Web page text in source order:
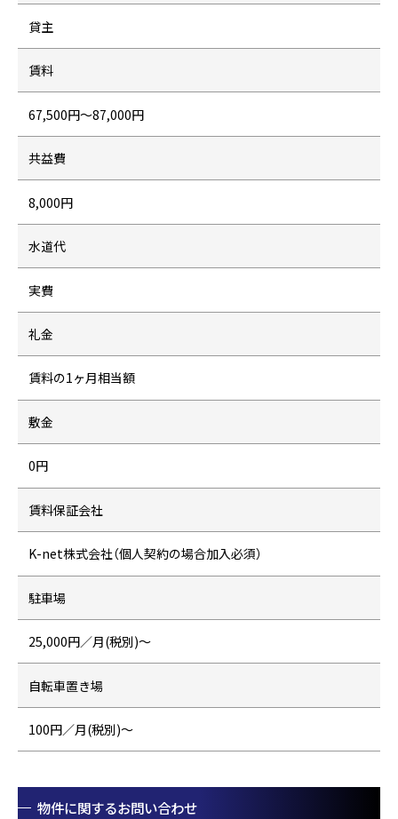
貸主
賃料
67,500円～87,000円
共益費
8,000円
水道代
実費
礼金
賃料の1ヶ月相当額
敷金
0円
賃料保証会社
K-net株式会社（個人契約の場合加入必須）
駐車場
25,000円／月(税別)～
自転車置き場
100円／月(税別)～
物件に関するお問い合わせ